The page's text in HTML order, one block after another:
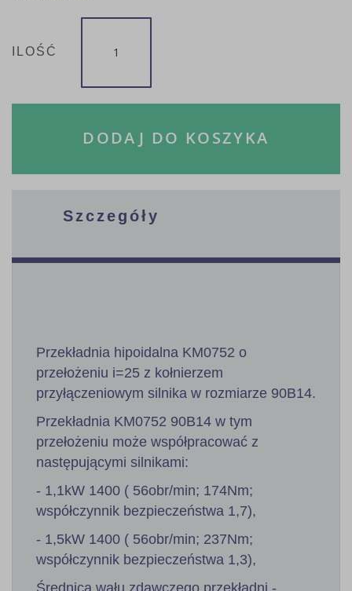
ILOŚĆ
DODAJ DO KOSZYKA
Szczegóły
Przekładnia hipoidalna KM0752 o
przełożeniu i=25 z kołnierzem
przyłączeniowym silnika w rozmiarze 90B14.
Przekładnia KM0752 90B14 w tym
przełożeniu może współpracować z
następującymi silnikami:
- 1,1kW 1400 ( 56obr/min; 174Nm;
współczynnik bezpieczeństwa 1,7),
- 1,5kW 1400 ( 56obr/min; 237Nm;
współczynnik bezpieczeństwa 1,3),
Średnica wału zdawczego przekładni -